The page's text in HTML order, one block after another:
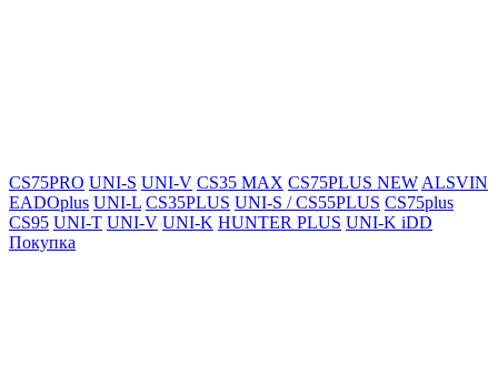
CS75PRO UNI-S UNI-V CS35 MAX CS75PLUS NEW ALSVIN
EADOplus UNI-L CS35PLUS UNI-S / CS55PLUS CS75plus
CS95 UNI-T UNI-V UNI-K HUNTER PLUS UNI-K iDD
Покупка